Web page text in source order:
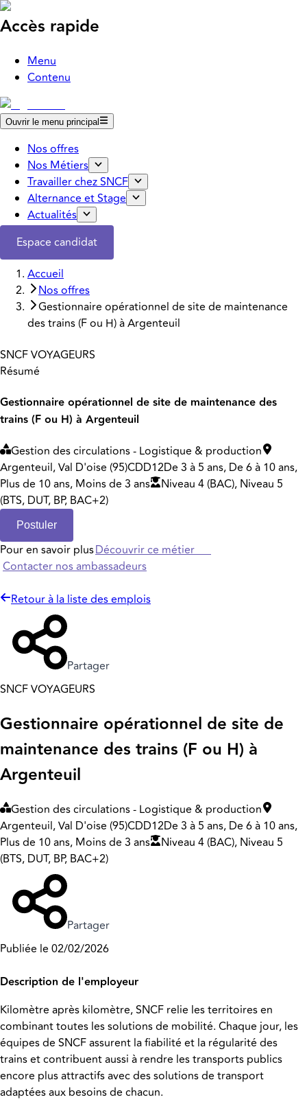
Accès rapide
Menu
Contenu
Ouvrir le menu principal
Nos offres
Nos Métiers
Travailler chez SNCF
Alternance et Stage
Actualités
Espace candidat
Accueil
Nos offres
Gestionnaire opérationnel de site de maintenance
des trains (F ou H) à Argenteuil
SNCF VOYAGEURS
Résumé
Gestionnaire opérationnel de site de maintenance des
trains (F ou H) à Argenteuil
Gestion des circulations - Logistique & production
Argenteuil, Val D'oise (95)CDD12De 3 à 5 ans, De 6 à 10 ans,
Plus de 10 ans, Moins de 3 ans
Niveau 4 (BAC), Niveau 5
(BTS, DUT, BP, BAC+2)
Postuler
Pour en savoir plusDécouvrir ce métier
Contacter nos ambassadeurs
Retour à la liste des emplois
Partager
SNCF VOYAGEURS
Gestionnaire opérationnel de site de
maintenance des trains (F ou H) à
Argenteuil
Gestion des circulations - Logistique & production
Argenteuil, Val D'oise (95)CDD12De 3 à 5 ans, De 6 à 10 ans,
Plus de 10 ans, Moins de 3 ans
Niveau 4 (BAC), Niveau 5
(BTS, DUT, BP, BAC+2)
Partager
Publiée le 02/02/2026
Description de l'employeur
Kilomètre après kilomètre, SNCF relie les territoires en
combinant toutes les solutions de mobilité. Chaque jour, les
équipes de SNCF assurent la fiabilité et la régularité des
trains et contribuent aussi à rendre les transports publics
encore plus attractifs avec des solutions de transport
adaptées aux besoins de chacun.